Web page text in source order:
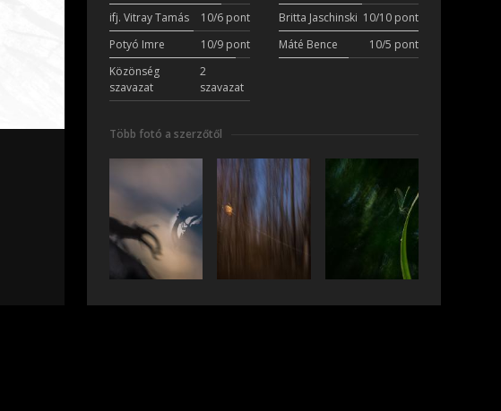
ifj. Vitray Tamás
10/6 pont Britta Jaschinski 10/10 pont
Potyó Imre
10/9 pont Máté Bence
10/5 pont
Közönség
szavazat
2
szavazat
Több fotó a szerzőtől